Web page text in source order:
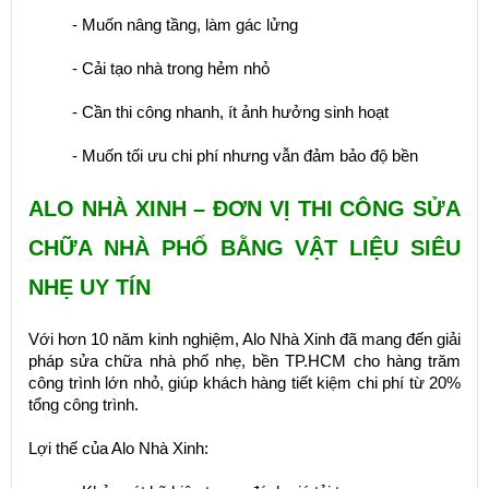
- Muốn nâng tầng, làm gác lửng
- Cải tạo nhà trong hẻm nhỏ
- Cần thi công nhanh, ít ảnh hưởng sinh hoạt
- Muốn tối ưu chi phí nhưng vẫn đảm bảo độ bền
ALO NHÀ XINH – ĐƠN VỊ THI CÔNG SỬA
CHỮA NHÀ PHỐ BẰNG VẬT LIỆU SIÊU
NHẸ UY TÍN
Với hơn 10 năm kinh nghiệm, Alo Nhà Xinh đã mang đến giải
pháp sửa chữa nhà phố nhẹ, bền TP.HCM cho hàng trăm
công trình lớn nhỏ, giúp khách hàng tiết kiệm chi phí từ 20%
tổng công trình.
Lợi thế của Alo Nhà Xinh: